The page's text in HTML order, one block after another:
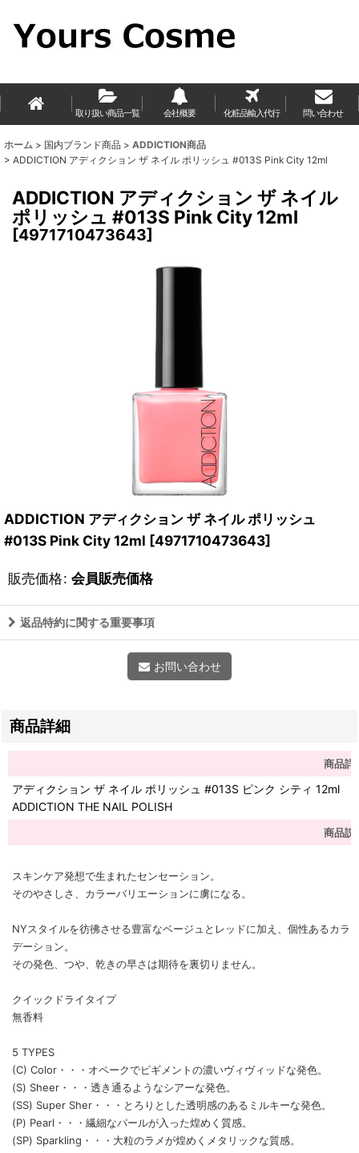
取り扱い商品一覧 会社概要 化粧品輸入代行 問い合わせ
ホーム > 国内ブランド商品 > ADDICTION商品
> ADDICTION アディクション ザ ネイル ポリッシュ #013S Pink City 12ml
ADDICTION アディクション ザ ネイル
ポリッシュ #013S Pink City 12ml
[4971710473643]
ADDICTION アディクション ザ ネイル ポリッシュ
#013S Pink City 12ml [4971710473643]
販売価格: 会員販売価格
返品特約に関する重要事項
お問い合わせ
商品詳細
商品詳
アディクション ザ ネイル ポリッシュ #013S ピンク シティ 12ml
ADDICTION THE NAIL POLISH
商品説
スキンケア発想で生まれたセンセーション。
そのやさしさ、カラーバリエーションに虜になる。
NYスタイルを彷彿させる豊富なベージュとレッドに加え、個性あるカ
デーション。
その発色、つや、乾きの早さは期待を裏切りません。
クイックドライタイプ
無香料
5 TYPES
(C) Color・・・オペークでピギメントの濃いヴィヴィッドな発色。
(S) Sheer・・・透き通るようなシアーな発色。
(SS) Super Sher・・・とろりとした透明感のあるミルキーな発色。
(P) Pearl・・・繊細なパールが入った煌めく質感。
(SP) Sparkling・・・大粒のラメが煌めくメタリックな質感。